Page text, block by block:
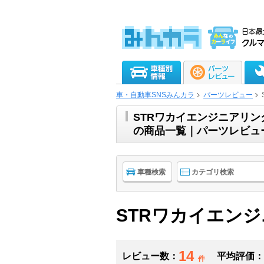
車・自動車SNSみんカラ パーツレビュー
STRワカイエンジニアリ
の商品一覧｜パーツレビュ
車種検索 カテゴリ検索
STRワカイエン
レビュー数： 14 件 平均評価：